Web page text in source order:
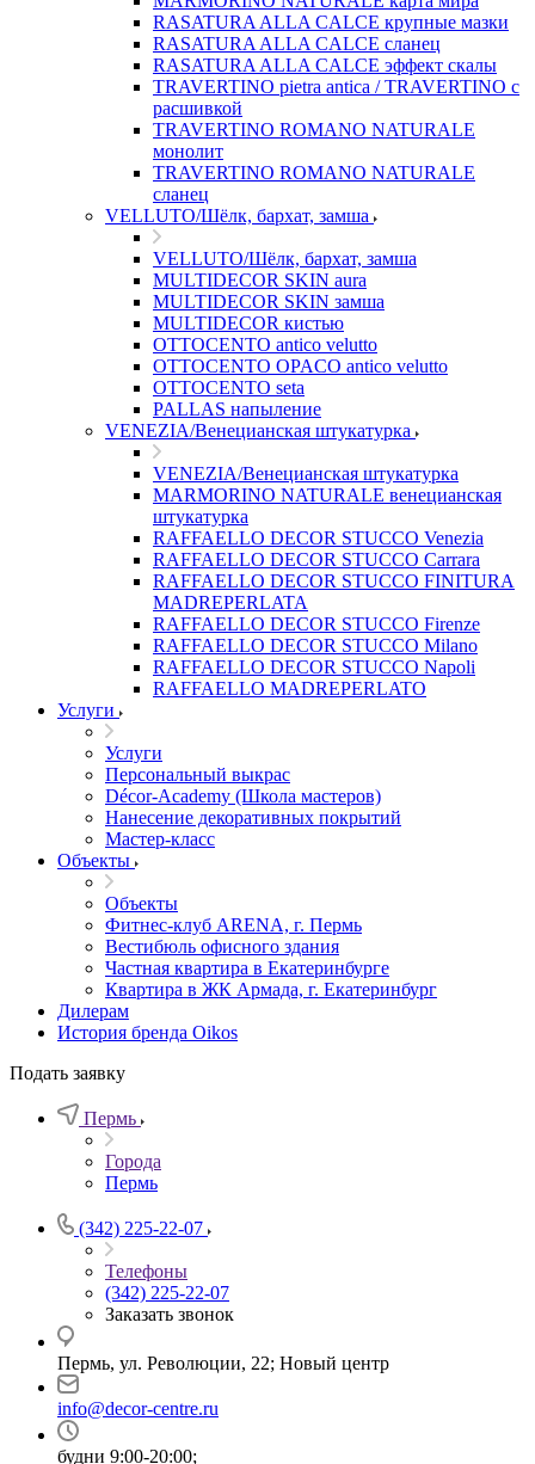
RASATURA ALLA CALCE крупные мазки
RASATURA ALLA CALCE сланец
RASATURA ALLA CALCE эффект скалы
TRAVERTINO pietra antica / TRAVERTINO с
расшивкой
TRAVERTINO ROMANO NATURALE
монолит
TRAVERTINO ROMANO NATURALE
сланец
VELLUTO/Шёлк, бархат, замша
VELLUTO/Шёлк, бархат, замша
MULTIDECOR SKIN aura
MULTIDECOR SKIN замша
MULTIDECOR кистью
OTTOCENTO antico velutto
OTTOCENTO OPACO antico velutto
OTTOCENTO seta
PALLAS напыление
VENEZIA/Венецианская штукатурка
VENEZIA/Венецианская штукатурка
MARMORINO NATURALE венецианская
штукатурка
RAFFAELLO DECOR STUCCO Venezia
RAFFAELLO DECOR STUCCO Carrara
RAFFAELLO DECOR STUCCO FINITURA
MADREPERLATA
RAFFAELLO DECOR STUCCO Firenze
RAFFAELLO DECOR STUCCO Milano
RAFFAELLO DECOR STUCCO Napoli
RAFFAELLO MADREPERLATO
Услуги
Услуги
Персональный выкрас
Décor-Academy (Школа мастеров)
Нанесение декоративных покрытий
Мастер-класс
Объекты
Объекты
Фитнес-клуб ARENA, г. Пермь
Вестибюль офисного здания
Частная квартира в Екатеринбурге
Квартира в ЖК Армада, г. Екатеринбург
Дилерам
История бренда Oikos
Подать заявку
Пермь
Города
Пермь
(342) 225-22-07
Телефоны
(342) 225-22-07
Заказать звонок
Пермь, ул. Революции, 22; Новый центр
info@decor-centre.ru
будни 9:00-20:00;